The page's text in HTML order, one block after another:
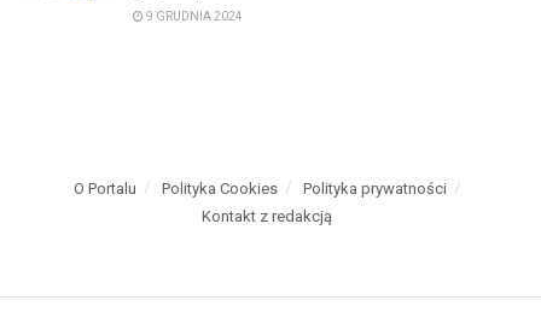
9 GRUDNIA 2024
O Portalu Polityka Cookies
Polityka prywatności
Kontakt z redakcją